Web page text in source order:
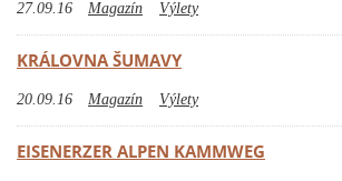
27.09.16 Magazín Výlety
KRÁLOVNA ŠUMAVY
20.09.16 Magazín Výlety
EISENERZER ALPEN KAMMWEG